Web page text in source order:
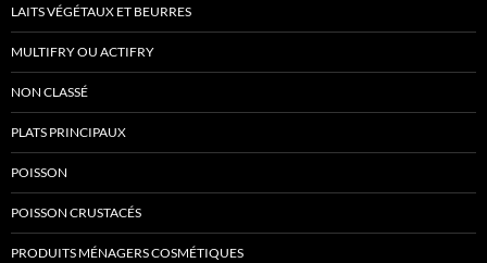
LAITS VÉGÉTAUX ET BEURRES
MULTIFRY OU ACTIFRY
NON CLASSÉ
PLATS PRINCIPAUX
POISSON
POISSON CRUSTACÉS
PRODUITS MÉNAGERS COSMÉTIQUES